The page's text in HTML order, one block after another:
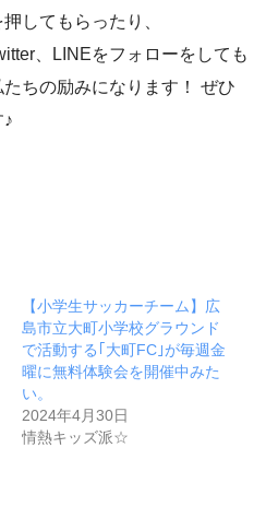
してもらったり、
、LINEをフォローをしても
ちの励みになります！ ぜひ
【小学生サッカーチーム】広
島市立大町小学校グラウンド
で活動する｢大町FC｣が毎週金
曜に無料体験会を開催中みた
い。
2024年4月30日
情熱キッズ派☆